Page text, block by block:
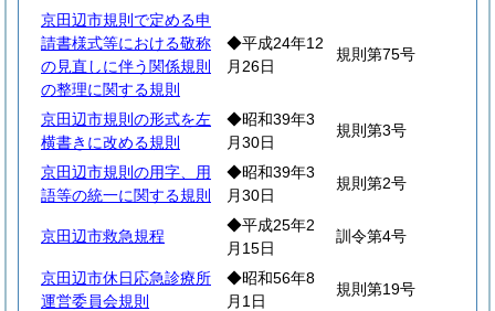
京田辺市規則で定める申
請書様式等における敬称
の見直しに伴う関係規則
の整理に関する規則
◆平成24年12
月26日
規則第75号
京田辺市規則の形式を左
横書きに改める規則
◆昭和39年3
月30日
規則第3号
京田辺市規則の用字、用
語等の統一に関する規則
◆昭和39年3
月30日
規則第2号
京田辺市救急規程
◆平成25年2
月15日
訓令第4号
京田辺市休日応急診療所
運営委員会規則
◆昭和56年8
月1日
規則第19号